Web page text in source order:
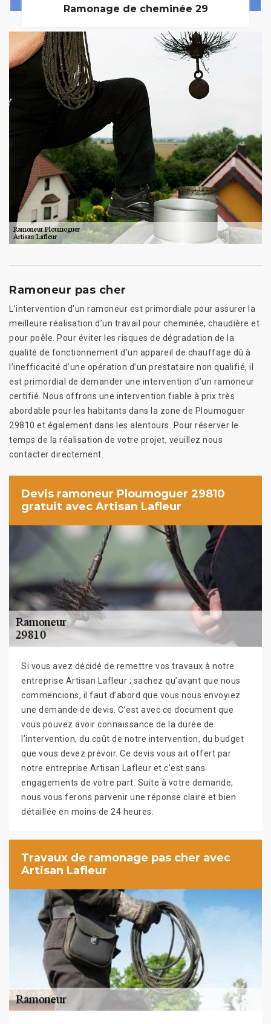
Ramonage de cheminée 29
Ramoneur pas cher
L’intervention d’un ramoneur est primordiale pour assurer la
meilleure réalisation d’un travail pour cheminée, chaudière et
pour poêle. Pour éviter les risques de dégradation de la
qualité de fonctionnement d’un appareil de chauffage dû à
l’inefficacité d’une opération d’un prestataire non qualifié, il
est primordial de demander une intervention d’un ramoneur
certifié. Nous offrons une intervention fiable à prix très
abordable pour les habitants dans la zone de Ploumoguer
29810 et également dans les alentours. Pour réserver le
temps de la réalisation de votre projet, veuillez nous
contacter directement.
Devis ramoneur Ploumoguer 29810
gratuit avec Artisan Lafleur
Si vous avez décidé de remettre vos travaux à notre
entreprise Artisan Lafleur ; sachez qu’avant que nous
commencions, il faut d’abord que vous nous envoyiez
une demande de devis. C’est avec ce document que
vous pouvez avoir connaissance de la durée de
l’intervention, du coût de notre intervention, du budget
que vous devez prévoir. Ce devis vous ait offert par
notre entreprise Artisan Lafleur et c’est sans
engagements de votre part. Suite à votre demande,
nous vous ferons parvenir une réponse claire et bien
détaillée en moins de 24 heures.
Travaux de ramonage pas cher avec
Artisan Lafleur